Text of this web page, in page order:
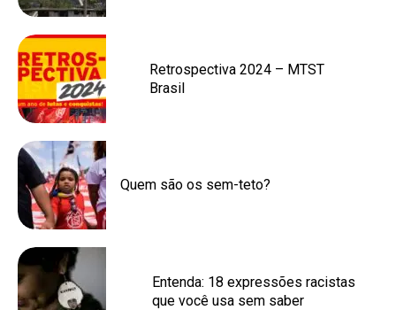
Retrospectiva 2024 – MTST
Brasil
Quem são os sem-teto?
Entenda: 18 expressões racistas
que você usa sem saber